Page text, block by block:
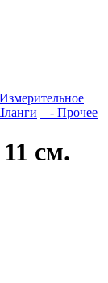
- Прочее
см.